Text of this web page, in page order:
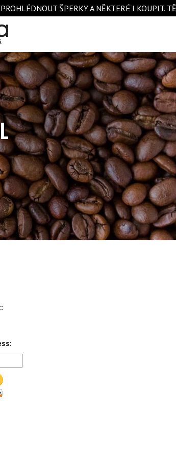
ŠPERKY A NĚKTERÉ I KOUPIT.